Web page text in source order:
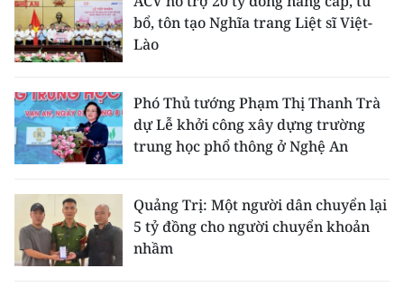
bổ, tôn tạo Nghĩa trang Liệt sĩ Việt-
Lào
Phó Thủ tướng Phạm Thị Thanh Trà
dự Lễ khởi công xây dựng trường
trung học phổ thông ở Nghệ An
Quảng Trị: Một người dân chuyển lại
5 tỷ đồng cho người chuyển khoản
nhầm